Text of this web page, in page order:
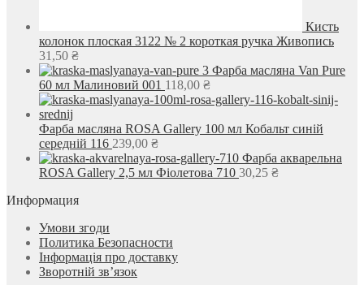
Кисть
колонок плоская 3122 № 2 короткая ручка Живопись
31,50 ₴
Фарба масляна Van Pure
60 мл Малиновий 001 118,00 ₴
Фарба масляна ROSA Gallery 100 мл Кобальт синій
середній 116 239,00 ₴
Фарба акварельна
ROSA Gallery 2,5 мл Фіолетова 710 30,25 ₴
Информация
Умови згоди
Политика Безопасности
Інформація про доставку
Зворотній зв’язок